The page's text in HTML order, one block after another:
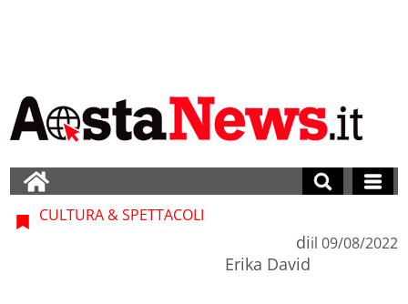
CULTURA & SPETTACOLI
di
Erika David
il 09/08/2022